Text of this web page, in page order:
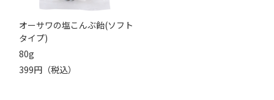
オーサワの塩こんぶ飴(ソフト
タイプ)
80g
399円（税込）